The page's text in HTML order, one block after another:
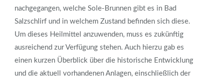
nachgegangen, welche Sole-Brunnen gibt es in Bad
Salzschlirf und in welchem Zustand befinden sich diese.
Um dieses Heilmittel anzuwenden, muss es zukünftig
ausreichend zur Verfügung stehen. Auch hierzu gab es
einen kurzen Überblick über die historische Entwicklung
und die aktuell vorhandenen Anlagen, einschließlich der